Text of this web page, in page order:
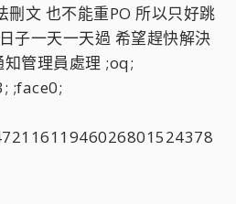
刪文 也不能重PO 所以只好跳
子一天一天過 希望趕快解決
管理員處理 ;oq;
;face0;